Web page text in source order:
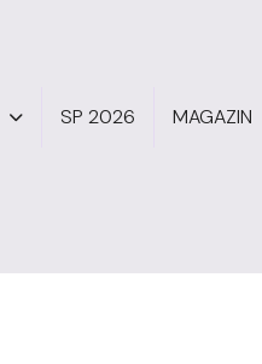
SP 2026 MAGAZIN